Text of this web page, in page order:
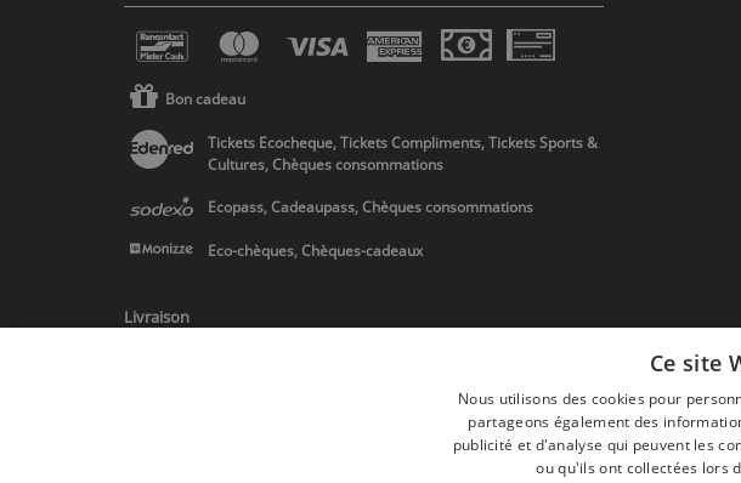
Bon cadeau
Tickets Ecocheque, Tickets Compliments, Tickets Sports &
Cultures, Chèques consommations
Ecopass, Cadeaupass, Chèques consommations
Eco-chèques, Chèques-cadeaux
Livraison
* Livraison en Belgique/France/Pays-Bas et partout en Europe sur devis
Ce site
Nous utilisons des cookies pour
partageons également des
publicité et d'analyse qui peuvent les
ou qu'ils ont collectées lors